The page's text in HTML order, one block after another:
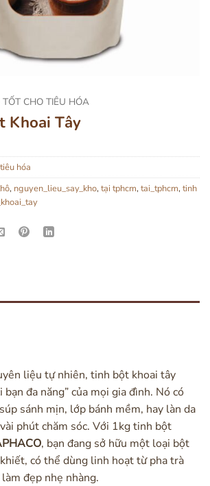
CHO TIÊU HÓA
Khoai Tây
hóa
, nguyen_lieu_say_kho, tại tphcm, tai_tphcm, tinh
liệu tự nhiên, tinh bột khoai tây
bạn đa năng” của mọi gia đình. Nó có
sánh mịn, lớp bánh mềm, hay làn da
phút chăm sóc. Với 1kg tinh bột
, bạn đang sở hữu một loại bột
có thể dùng linh hoạt từ pha trà
đẹp nhẹ nhàng.